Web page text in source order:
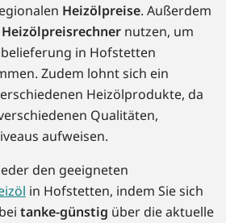
Heizölpreise. Außerdem
Heizölpreisrechner nutzen, um
in Hofstetten
Zudem lohnt sich ein
Heizölprodukte, da
Qualitäten,
aufweisen.
den geeigneten
in Hofstetten, indem Sie sich
tanke-günstig über die aktuelle